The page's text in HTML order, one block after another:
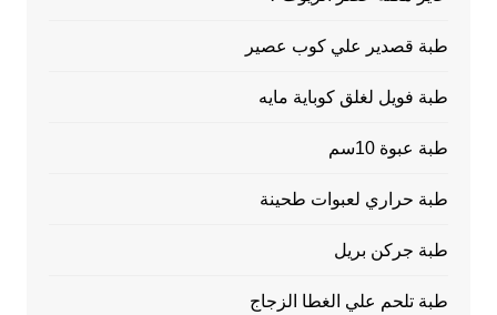
طبة قصدير علي كوب عصير
طبة فويل لغلق كوباية مايه
طبة عبوة 10سم
طبة حراري لعبوات طحينة
طبة جركن بريل
طبة تلحم علي الغطا الزجاج